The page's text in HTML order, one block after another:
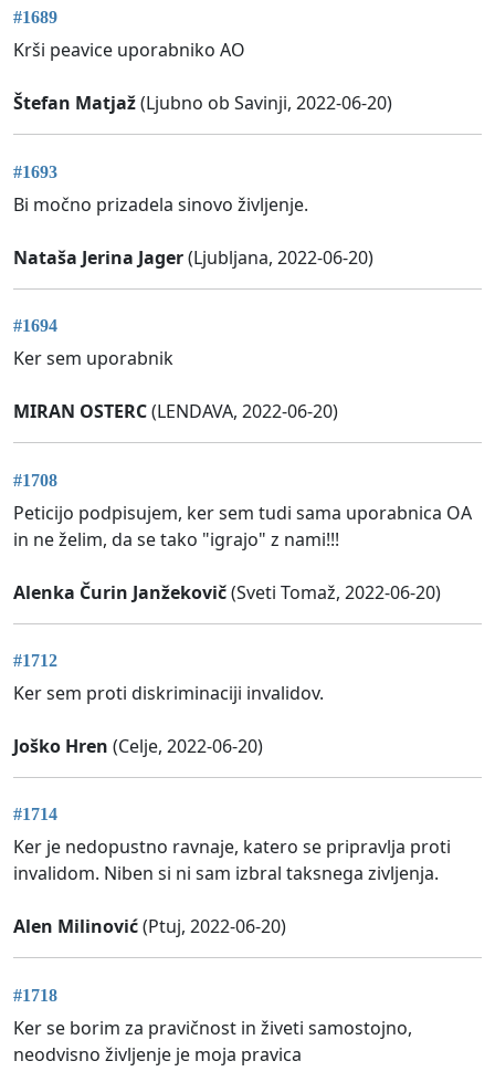
#1689
Krši peavice uporabniko AO
Štefan Matjaž(Ljubno ob Savinji, 2022-06-20)
#1693
Bi močno prizadela sinovo življenje.
Nataša Jerina Jager(Ljubljana, 2022-06-20)
#1694
Ker sem uporabnik
MIRAN OSTERC(LENDAVA, 2022-06-20)
#1708
Peticijo podpisujem, ker sem tudi sama uporabnica OA
in ne želim, da se tako "igrajo" z nami!!!
Alenka Čurin Janžekovič(Sveti Tomaž, 2022-06-20)
#1712
Ker sem proti diskriminaciji invalidov.
Joško Hren (Celje, 2022-06-20)
#1714
Ker je nedopustno ravnaje, katero se pripravlja proti
invalidom. Niben si ni sam izbral taksnega zivljenja.
Alen Milinović(Ptuj, 2022-06-20)
#1718
Ker se borim za pravičnost in živeti samostojno,
neodvisno življenje je moja pravica